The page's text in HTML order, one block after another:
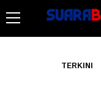
TERKINI